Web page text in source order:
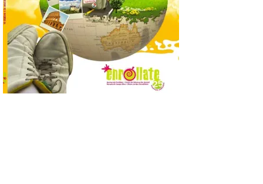
que permite conocer la
posición exacta del Sol y
así localizar el lugar ideal
para observar el eclipse
solar del 12 de agosto de 2026 sin
obstáculos. El visor es una herramienta a
la […]